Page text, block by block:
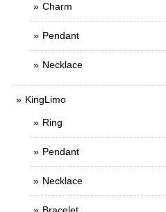
Charm
Pendant
Necklace
KingLimo
Ring
Pendant
Necklace